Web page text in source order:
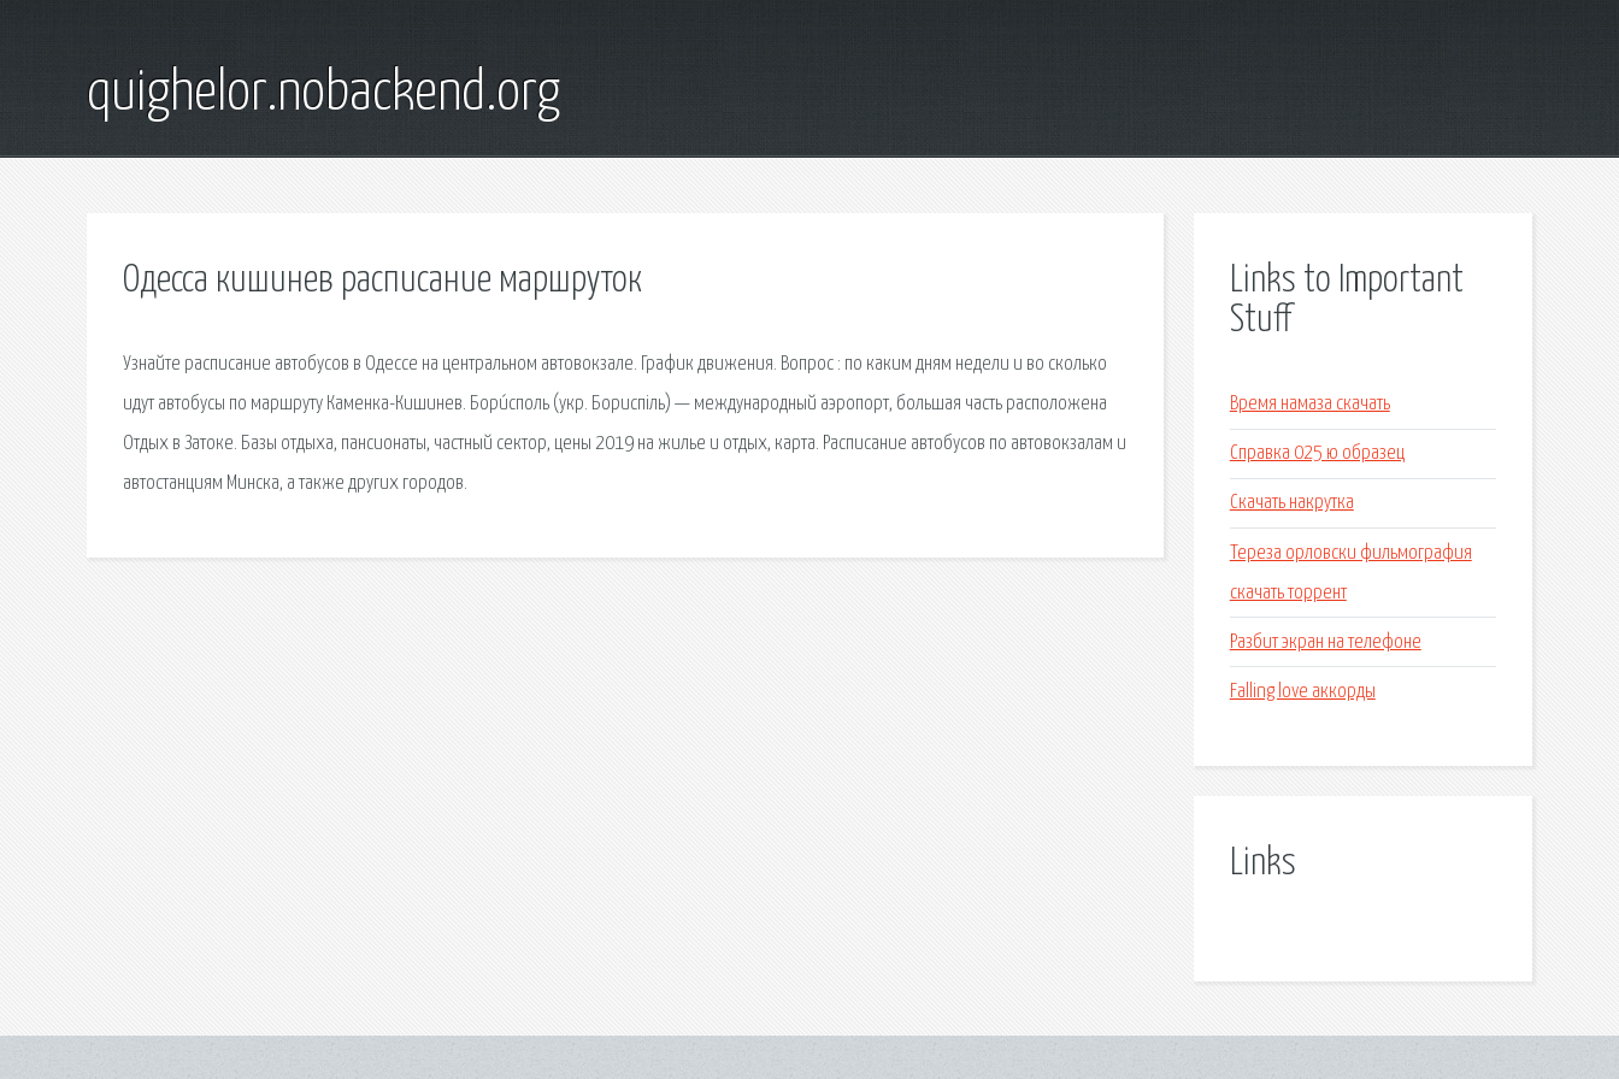
quighelor.nobackend.org
Одесса кишинев расписание маршруток
Узнайте расписание автобусов в Одессе на центральном автовокзале. График движения. Вопрос : по каким дням недели и во сколько
идут автобусы по маршруту Каменка-Кишинев. Бори́споль (укр. Бориспіль) — международный аэропорт, большая часть расположена
Отдых в Затоке. Базы отдыха, пансионаты, частный сектор, цены 2019 на жилье и отдых, карта. Расписание автобусов по автовокзалам и
автостанциям Минска, а также других городов.
Links to Important
Stuff
Время намаза скачать
Справка 025 ю образец
Скачать накрутка
Тереза орловски фильмография
скачать торрент
Разбит экран на телефоне
Falling love аккорды
Links